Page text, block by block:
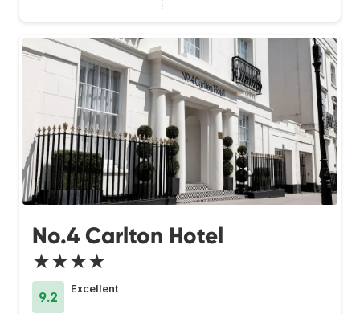
No.4 Carlton Hotel
★★★★
9.2
Excellent